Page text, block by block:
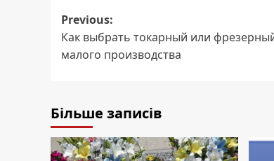
Post
navigation
Previous:
Как выбрать токарный или
малого производства
Більше записів